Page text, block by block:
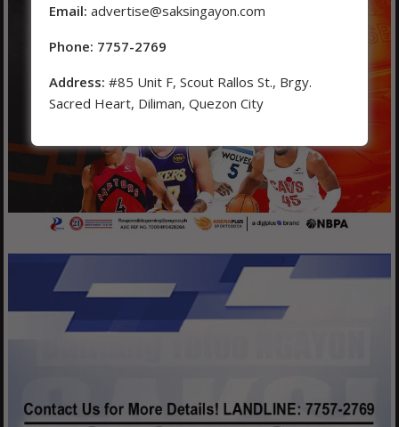
Email: advertise@saksingayon.com
Phone: 7757-2769
Address: #85 Unit F, Scout Rallos St., Brgy.
Sacred Heart, Diliman, Quezon City